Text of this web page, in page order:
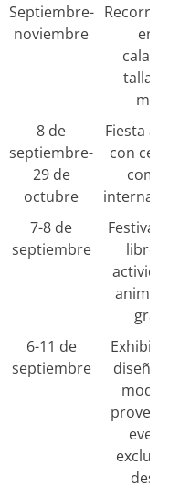
Septiembre-
noviembre
8 de
septiembre-
29 de
octubre
Fiesta
con
7-8 de
septiembre
Festival
libre
6-11 de
septiembre
moda